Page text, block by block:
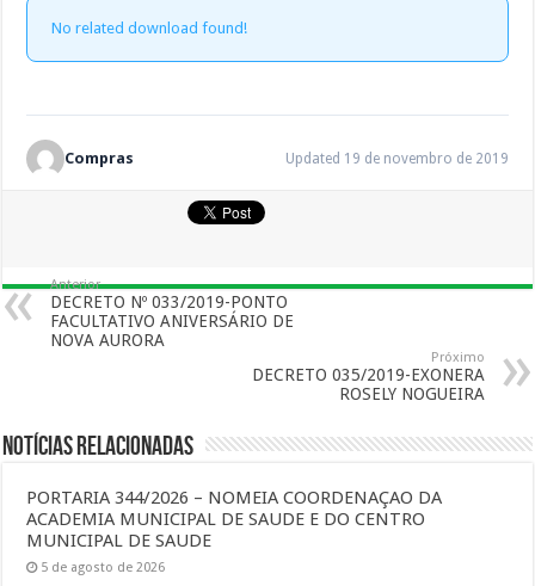
No related download found!
Compras Updated 19 de novembro de 2019
Anterior
DECRETO Nº 033/2019-PONTO
FACULTATIVO ANIVERSÁRIO DE
NOVA AURORA
Próximo
DECRETO 035/2019-EXONERA
ROSELY NOGUEIRA
Notícias Relacionadas
PORTARIA 344/2026 – NOMEIA COORDENAÇAO DA
ACADEMIA MUNICIPAL DE SAUDE E DO CENTRO
MUNICIPAL DE SAUDE
5 de agosto de 2026